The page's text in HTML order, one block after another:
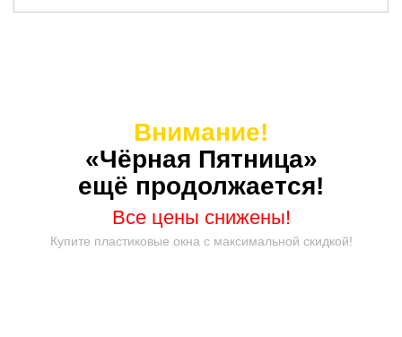
Внимание!
«Чёрная Пятница»
ещё продолжается!
Все цены снижены!
Купите пластиковые окна с максимальной скидкой!